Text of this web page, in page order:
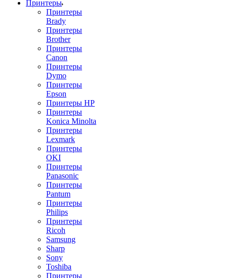
Принтеры
Принтеры
Brady
Принтеры
Brother
Принтеры
Canon
Принтеры
Dymo
Принтеры
Epson
Принтеры HP
Принтеры
Konica Minolta
Принтеры
Lexmark
Принтеры
OKI
Принтеры
Panasonic
Принтеры
Pantum
Принтеры
Philips
Принтеры
Ricoh
Samsung
Sharp
Sony
Toshiba
Принтеры